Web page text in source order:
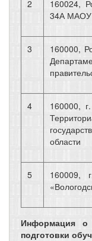
2
160024,
34А МАОУ
3
160000,
4
160000,
области
5
160009,
Информация о
подготовки